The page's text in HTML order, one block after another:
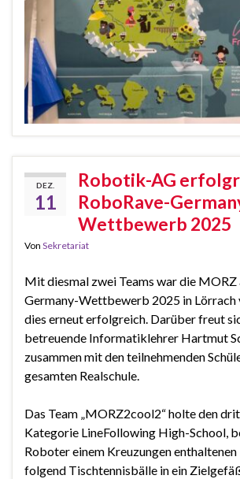
DEZ.
11
Robotik-AG
RoboRave-
Wettbewerb 2025
Von Sekretariat
Mit diesmal zwei Teams war die MORZ
Germany-Wettbewerb 2025 in Lörrach
dies erneut erfolgreich. Darüber freut
betreuende Informatiklehrer Hartmut
zusammen mit den teilnehmenden
gesamten Realschule.
Das Team „MORZ2cool2“ holte den
Kategorie LineFollowing High-School,
Roboter einem Kreuzungen
folgend Tischtennisbälle in ein